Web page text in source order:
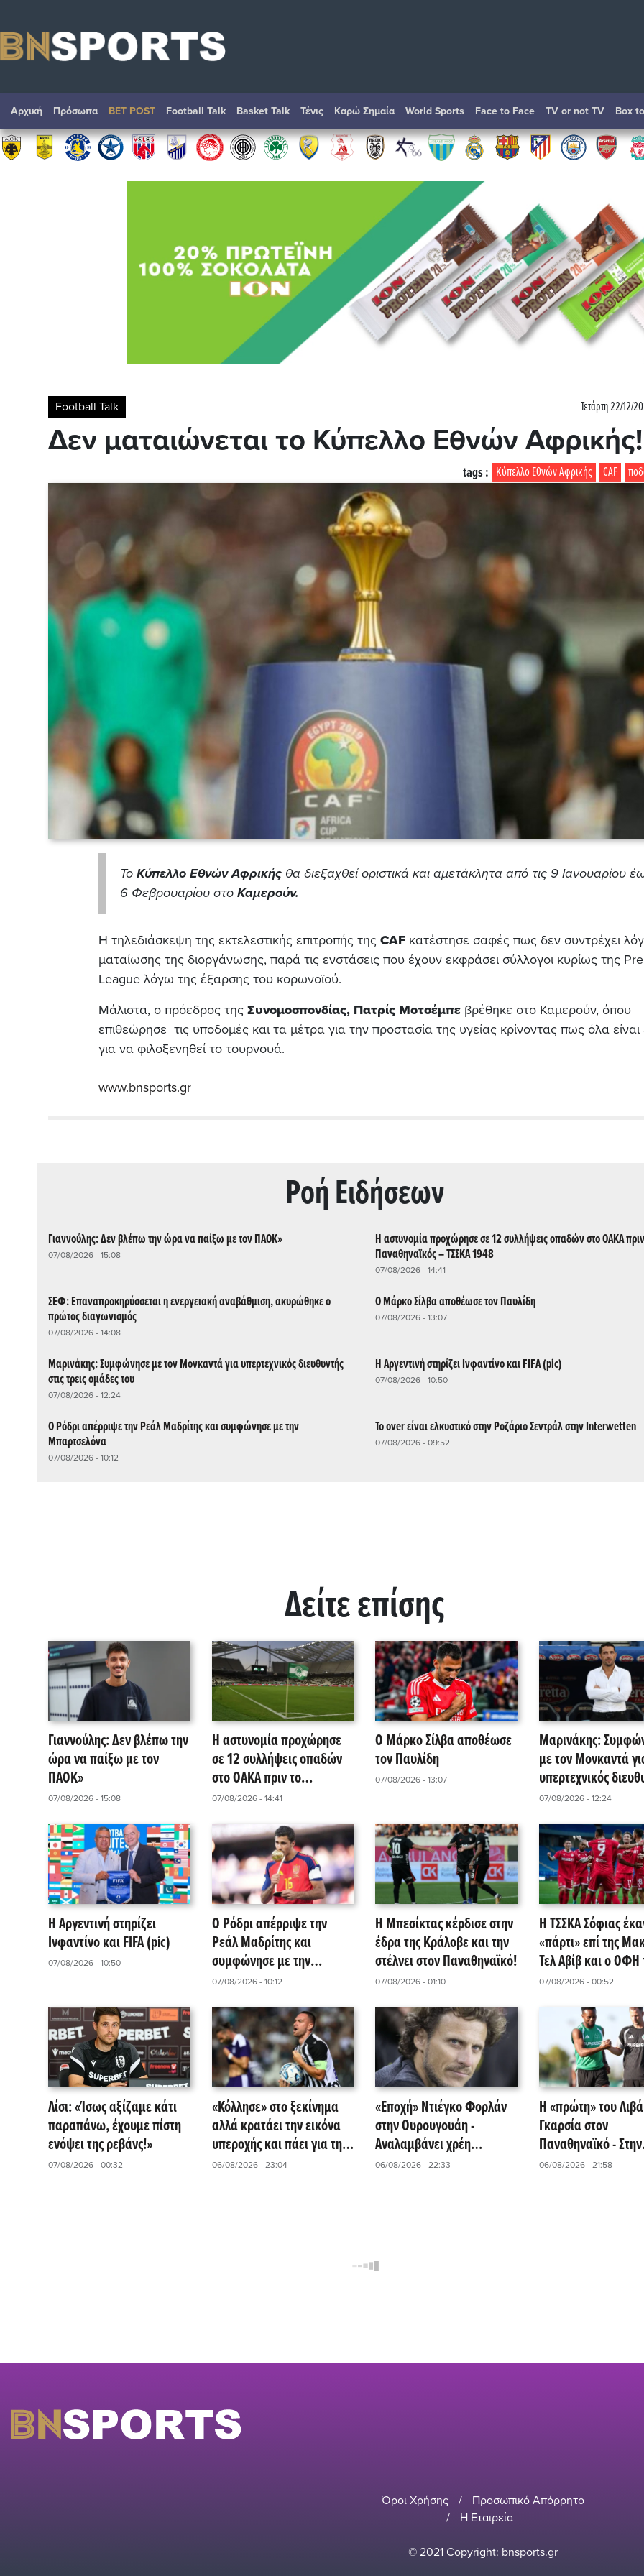
Αρχική Πρόσωπα BET POST Football Talk Basket Talk Τένις Καρώ Σημαία World Sports Face to Face TV or not TV Box
Football Talk Τετάρτη 22/12/
Δεν ματαιώνεται το Κύπελλο Εθνών Αφρικής!
CAF
Κύπελλο Εθνών Αφρικής
tags :
Το Κύπελλο Εθνών Αφρικής θα διεξαχθεί οριστικά και αμετάκλητα από τις 9 Ιανουαρίου
6 Φεβρουαρίου στο Καμερούν.
Η τηλεδιάσκεψη της εκτελεστικής επιτροπής της CAF κατέστησε σαφές πως δεν συντρέχει
ματαίωσης της διοργάνωσης, παρά τις ενστάσεις που έχουν εκφράσει σύλλογοι κυρίως της
League λόγω της έξαρσης του κορωνοϊού.
Μάλιστα, ο πρόεδρος της Συνομοσπονδίας, Πατρίς Μοτσέμπε βρέθηκε στο Καμερούν, όπου
επιθεώρησε τις υποδομές και τα μέτρα για την προστασία της υγείας κρίνοντας πως όλα είναι
για να φιλοξενηθεί το τουρνουά.
www.bnsports.gr
Ρoή Ειδήσεων
Γιαννούλης: Δεν βλέπω την ώρα να παίξω με τον ΠΑΟΚ»
07/08/2026 - 15:08
Η αστυνομία προχώρησε σε 12 συλλήψεις οπαδών στο ΟΑΚΑ
Παναθηναϊκός – ΤΣΣΚΑ 1948
07/08/2026 - 14:41
ΣΕΦ: Επαναπροκηρύσσεται η ενεργειακή αναβάθμιση, ακυρώθηκε ο
πρώτος διαγωνισμός
07/08/2026 - 14:08
Ο Μάρκο Σίλβα αποθέωσε τον Παυλίδη
07/08/2026 - 13:07
Μαρινάκης: Συμφώνησε με τον Μονκαντά για υπερτεχνικός διευθυντής
στις τρεις ομάδες του
07/08/2026 - 12:24
Η Αργεντινή στηρίζει Ινφαντίνο και FIFA (pic)
07/08/2026 - 10:50
Ο Ρόδρι απέρριψε την Ρεάλ Μαδρίτης και συμφώνησε με την
Μπαρτσελόνα
07/08/2026 - 10:12
Το over είναι ελκυστικό στην Ροζάριο Σεντράλ στην Interwetten
07/08/2026 - 09:52
Δείτε επίσης
Γιαννούλης: Δεν βλέπω την
ώρα να παίξω με τον
ΠΑΟΚ»
07/08/2026 - 15:08
Η αστυνομία προχώρησε
σε 12 συλλήψεις οπαδών
στο ΟΑΚΑ πριν το
Παναθηναϊκός – ΤΣΣΚΑ
07/08/2026 - 14:41
Ο Μάρκο Σίλβα αποθέωσε
τον Παυλίδη
07/08/2026 - 13:07
Μαρινάκης:
με τον Μονκαντά
υπερτεχνικός
στις τρεις ομάδες του
07/08/2026 - 12:24
Η Αργεντινή στηρίζει
Ινφαντίνο και FIFA (pic)
07/08/2026 - 10:50
Ο Ρόδρι απέρριψε την
Ρεάλ Μαδρίτης και
συμφώνησε με την
Μπαρτσελόνα
07/08/2026 - 10:12
Η Μπεσίκτας κέρδισε στην
έδρα της Κράλοβε και την
στέλνει στον Παναθηναϊκό!
07/08/2026 - 01:10
Η ΤΣΣΚΑ Σόφιας
«πάρτι» επί της
Τελ Αβίβ και ο ΟΦΗ
περιμένει!
07/08/2026 - 00:52
Λίσι: «Ίσως αξίζαμε κάτι
παραπάνω, έχουμε πίστη
ενόψει της ρεβάνς!»
07/08/2026 - 00:32
«Κόλλησε» στο ξεκίνημα
αλλά κρατάει την εικόνα
υπεροχής και πάει για την
ανατροπή στις Βρυξέλλες!
06/08/2026 - 23:04
«Εποχή» Ντιέγκο Φορλάν
στην Ουρουγουάη -
Αναλαμβάνει χρέη
προπονητή ο «θρύλος» της
06/08/2026 - 22:33
Η «πρώτη» του
Γκαρσία στον
Παναθηναϊκό - Στην
αποστολή για τη
06/08/2026 - 21:58
Όροι Χρήσης /
Προσωπικό Απόρρητο
/
Η Εταιρεία
© 2021 Copyright: bnsports.gr